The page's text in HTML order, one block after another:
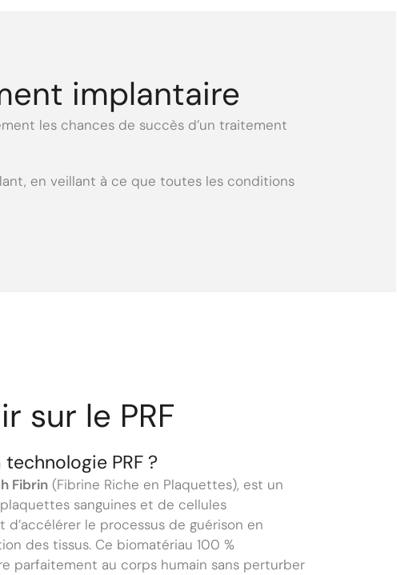
implantaire
les chances de succès d’un traitement
en veillant à ce que toutes les conditions
sur le PRF
PRF ?
Fibrin(Fibrine Riche en Plaquettes), est un
sanguines et de cellules
d’accélérer le processus de guérison en
des tissus. Ce biomatériau 100 %
parfaitement au corps humain sans perturber